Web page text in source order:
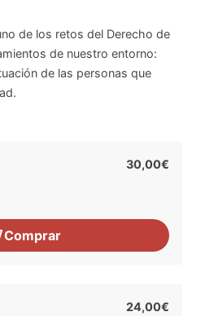
de los retos del Derecho de
de nuestro entorno:
de las personas que
30,00€
Comprar
24,00€